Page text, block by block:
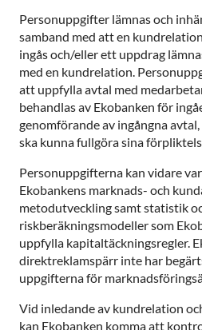
Personuppgifter lämnas och
samband med att en
ingås och/eller ett uppdrag
med en kundrelation.
att uppfylla avtal med
behandlas av Ekobanken för
genomförande av ingångna
ska kunna fullgöra sina
Personuppgifterna kan vidare
Ekobankens marknads- och
metodutveckling samt statistik
riskberäkningsmodeller som
uppfylla kapitaltäckningsregler.
direktreklamspärr inte har
uppgifterna för
Vid inledande av kundrelation
kan Ekobanken komma att